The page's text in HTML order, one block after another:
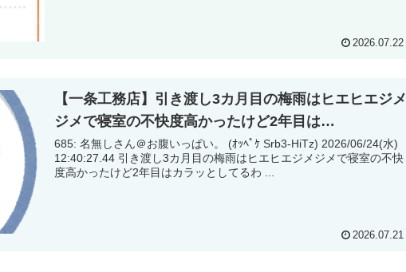
2026.07.22
【一条工務店】引き渡し3カ月目の梅雨はヒエヒエジメ
ジメで寝室の不快度高かったけど2年目は…
685: 名無しさん＠お腹いっぱい。 (ｵｯﾍﾟｹ Srb3-HiTz) 2026/06/24(水)
12:40:27.44 引き渡し3カ月目の梅雨はヒエヒエジメジメで寝室の不快
度高かったけど2年目はカラッとしてるわ ...
2026.07.21